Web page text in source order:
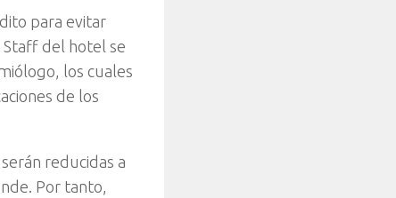
para evitar
del hotel se
los cuales
de los
reducidas a
Por tanto,